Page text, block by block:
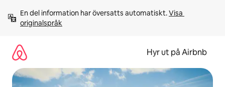
innehåll
En del information har översatts automatiskt. Visa
originalspråk
Hyr ut på Airbnb